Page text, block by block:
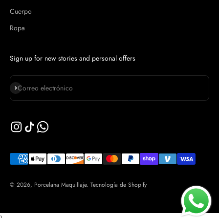
Cuerpo
Ropa
Sign up for new stories and personal offers
Correo electrónico
Suscribirse
© 2026, Porcelana Maquillaje. Tecnología de Shopify